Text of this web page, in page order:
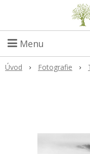
Menu
Úvod Fotografie